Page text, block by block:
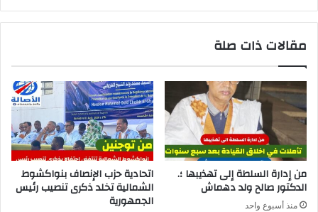
مقالات ذات صلة
من إدارة السلطة إلى تهذيبها ؛.
الدكتور صالح ولد دهماش
منذ أسبوع واحد
اتحادية حزب الإنصاف بنواكشوط
الشمالية تخلد ذكرى تنصيب رئيس
الجمهورية